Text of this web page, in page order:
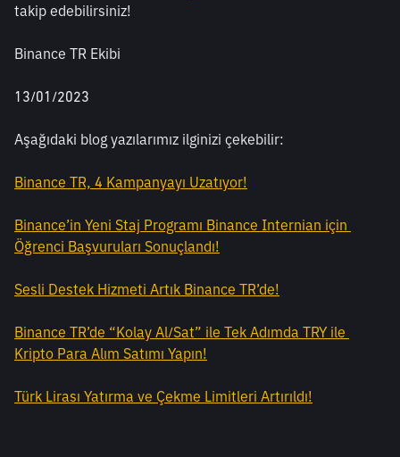
takip edebilirsiniz!
Binance TR Ekibi
13/01/2023
Aşağıdaki blog yazılarımız ilginizi çekebilir:
Binance TR, 4 Kampanyayı Uzatıyor!
Binance’in Yeni Staj Programı Binance Internian için
Öğrenci Başvuruları Sonuçlandı!
Sesli Destek Hizmeti Artık Binance TR’de!
Binance TR’de “Kolay Al/Sat” ile Tek Adımda TRY ile
Kripto Para Alım Satımı Yapın!
Türk Lirası Yatırma ve Çekme Limitleri Artırıldı!